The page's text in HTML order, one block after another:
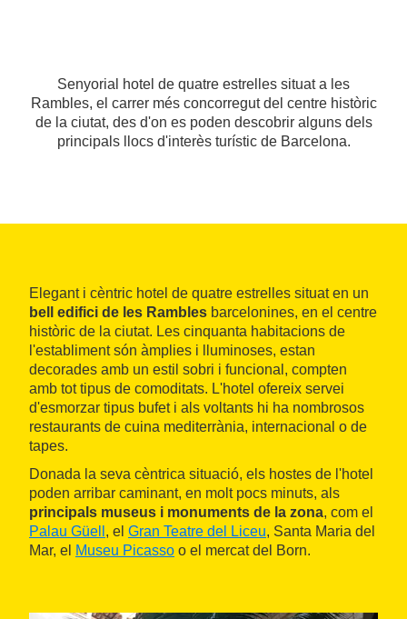
Senyorial hotel de quatre estrelles situat a les
Rambles, el carrer més concorregut del centre històric
de la ciutat, des d'on es poden descobrir alguns dels
principals llocs d'interès turístic de Barcelona.
Elegant i cèntric hotel de quatre estrelles situat en un
bell edifici de les Rambles barcelonines, en el centre
històric de la ciutat. Les cinquanta habitacions de
l'establiment són àmplies i lluminoses, estan
decorades amb un estil sobri i funcional, compten
amb tot tipus de comoditats. L'hotel ofereix servei
d'esmorzar tipus bufet i als voltants hi ha nombrosos
restaurants de cuina mediterrània, internacional o de
tapes.
Donada la seva cèntrica situació, els hostes de l'hotel
poden arribar caminant, en molt pocs minuts, als
principals museus i monuments de la zona, com el
Palau Güell , el Gran Teatre del Liceu, Santa Maria del
Mar, el Museu Picasso o el mercat del Born.